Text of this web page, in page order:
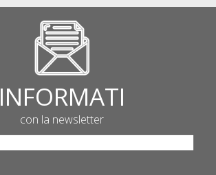
INFORMATI
con la newsletter